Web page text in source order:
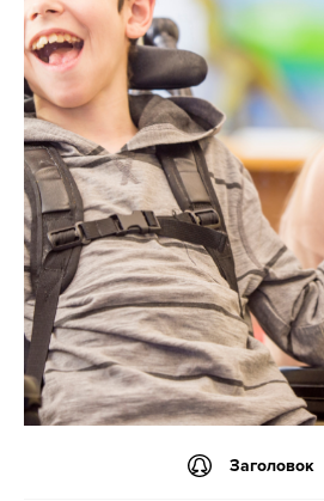
Заголовок